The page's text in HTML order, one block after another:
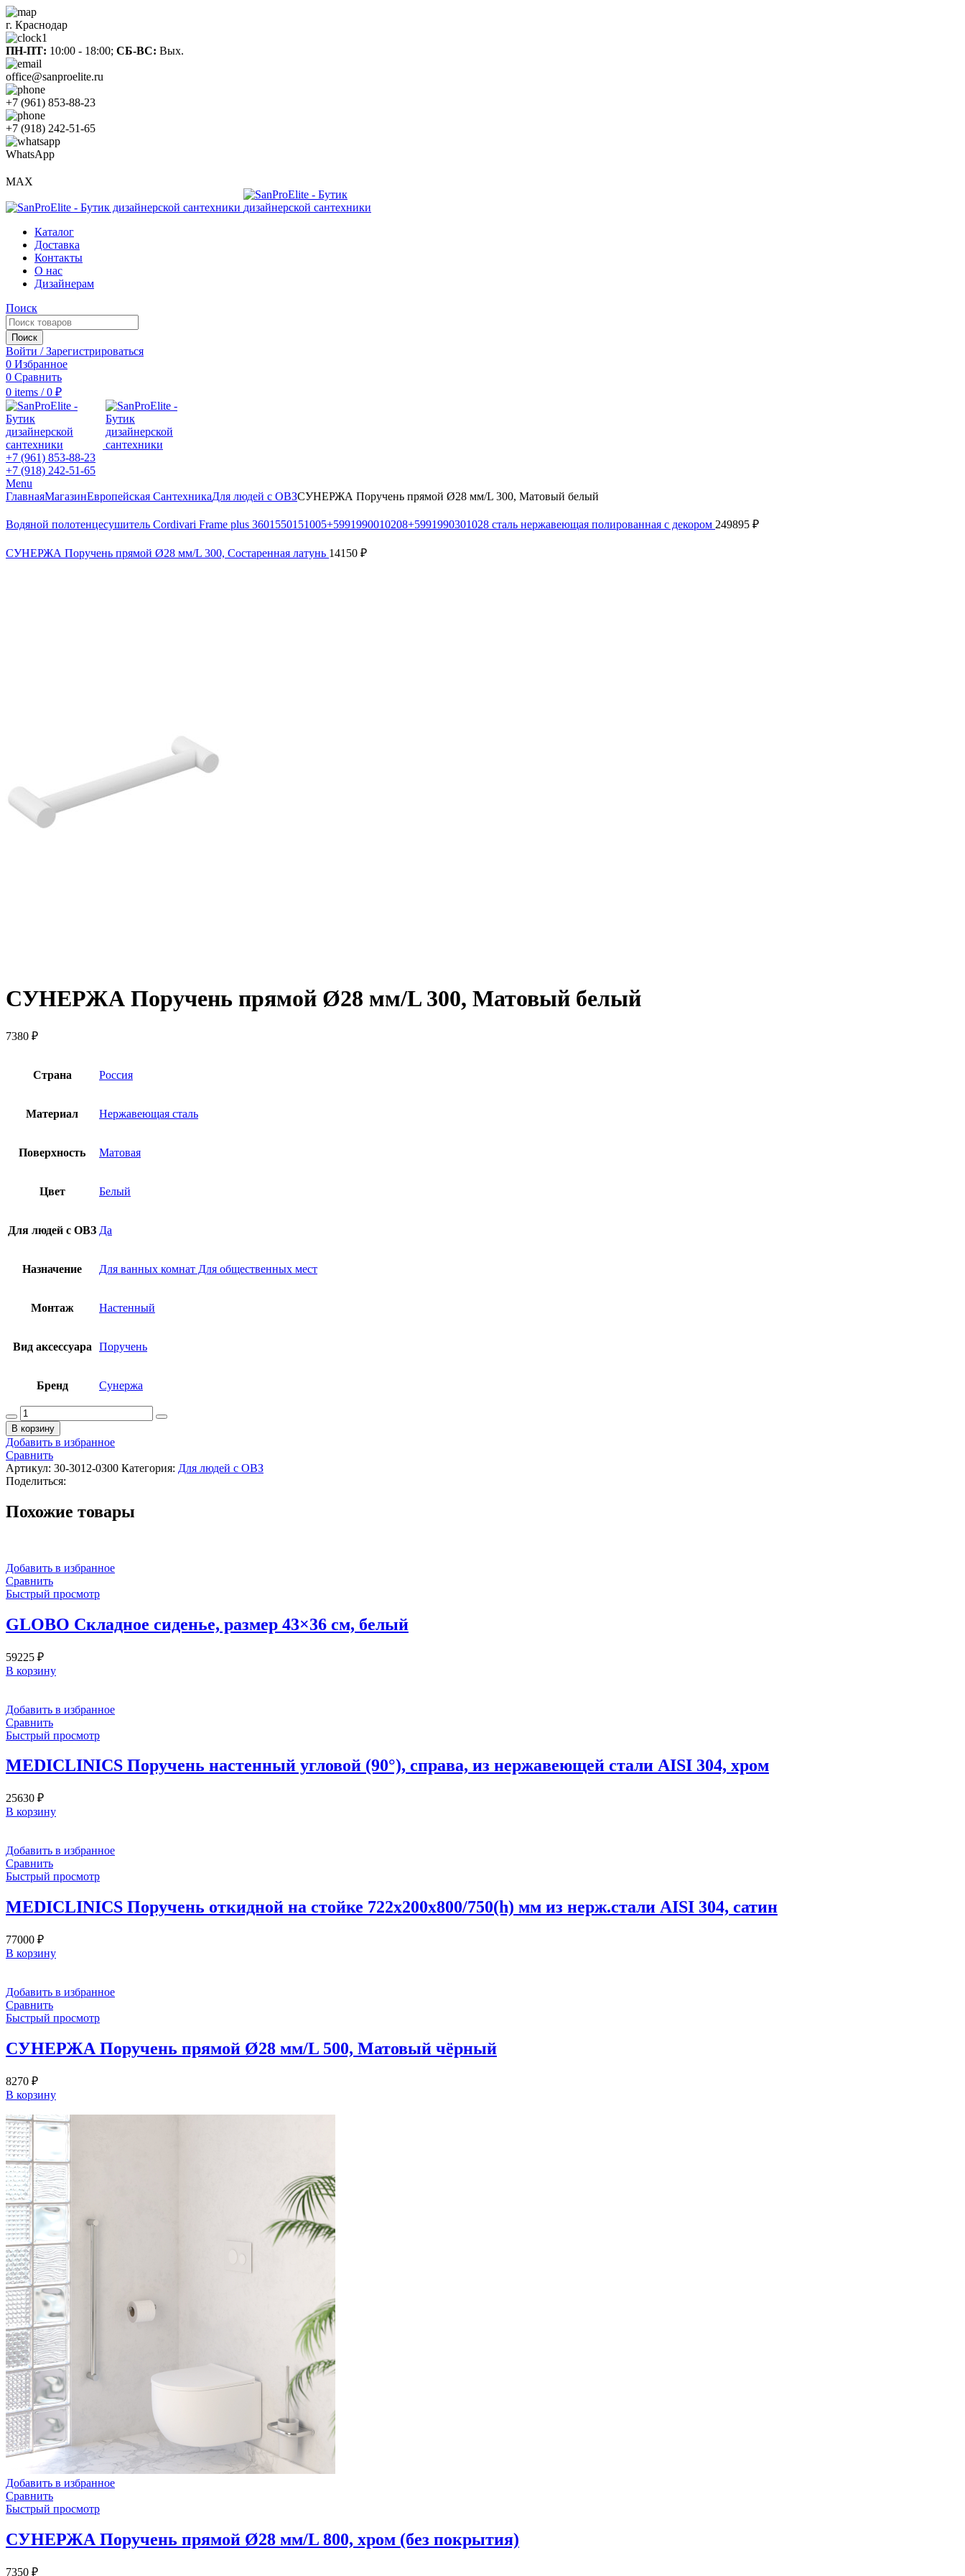
г. Краснодар
ПН-ПТ: 10:00 - 18:00; СБ-ВС: Вых.
office@sanproelite.ru
+7 (961) 853-88-23
+7 (918) 242-51-65
WhatsApp
MAX
Каталог
Доставка
Контакты
О нас
Дизайнерам
Поиск
Поиск
Войти / Зарегистрироваться
0 Избранное
0 Сравнить
0 items / 0 ₽
+7 (961) 853-88-23
+7 (918) 242-51-65
Menu
ГлавнаяМагазинЕвропейская СантехникаДля людей с ОВЗСУНЕРЖА Поручень прямой Ø28 мм/L 300, Матовый белый
Водяной полотенцесушитель Cordivari Frame plus 3601550151005+5991990010208+5991990301028 сталь нержавеющая полированная с декором 249895 ₽
СУНЕРЖА Поручень прямой Ø28 мм/L 300, Состаренная латунь 14150 ₽
СУНЕРЖА Поручень прямой Ø28 мм/L 300, Матовый белый
7380 ₽
Страна Россия
Материал Нержавеющая сталь
Поверхность Матовая
Цвет Белый
Для людей с ОВЗ Да
Назначение Для ванных комнат Для общественных мест
Монтаж Настенный
Вид аксессуара Поручень
Бренд Сунержа
Количество
товара
СУНЕРЖА
Поручень
прямой
Ø28
мм/L
Матовый
В корзину
Добавить в избранное
Сравнить
Артикул: 30-3012-0300 Категория: Для людей с ОВЗ
Поделиться:
Похожие товары
Добавить в избранное
Сравнить
Быстрый просмотр
GLOBO Складное сиденье, размер 43×36 см, белый
59225 ₽
В корзину
Добавить в избранное
Сравнить
Быстрый просмотр
MEDICLINICS Поручень настенный угловой (90°), справа, из нержавеющей стали AISI 304, хром
25630 ₽
В корзину
Добавить в избранное
Сравнить
Быстрый просмотр
MEDICLINICS Поручень откидной на стойке 722х200х800/750(h) мм из нерж.стали AISI 304, сатин
77000 ₽
В корзину
Добавить в избранное
Сравнить
Быстрый просмотр
СУНЕРЖА Поручень прямой Ø28 мм/L 500, Матовый чёрный
8270 ₽
В корзину
Добавить в избранное
Сравнить
Быстрый просмотр
СУНЕРЖА Поручень прямой Ø28 мм/L 800, хром (без покрытия)
7350 ₽